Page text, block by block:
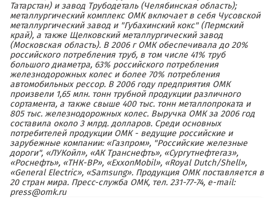
Татарстан) и завод Трубодеталь (Челябинская область);
металлургический комплекс ОМК включает в себя Чусовской
металлургический завод и "Губахинский кокс" (Пермский
край), а также Щелковский металлургический завод
(Московская область). В 2006 г ОМК обеспечивала до 20%
российского потребления труб, в том числе 41% труб
большого диаметра, 63% российского потребления
железнодорожных колес и более 70% потребления
автомобильных рессор. В 2006 году предприятия ОМК
произвели 1,65 млн. тонн трубной продукции различного
сортамента, а также свыше 400 тыс. тонн металлопроката и
805 тыс. железнодорожных колес. Выручка ОМК за 2006 год
составила около 3 млрд. долларов. Среди основных
потребителей продукции ОМК - ведущие российские и
зарубежные компании: «Газпром», "Российские железные
дороги", «ЛУКойл», «АК Транснефть», «Сургутнефтегаз»,
«Роснефть», «ТНК-ВР», «ExxonMobil», «Royal Dutch/Shell»,
«General Electric», «Samsung». Продукция ОМК поставляется в
20 стран мира. Пресс-служба ОМК, тел. 231-77-74, e-mail:
press@omk.ru